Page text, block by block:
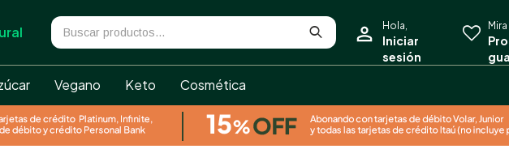
Vegano Keto Cosmética